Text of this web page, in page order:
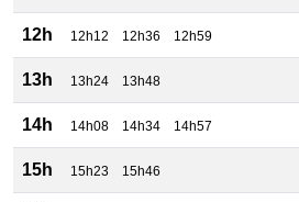
12h 12h12 12h36 12h59
13h 13h24 13h48
14h 14h08 14h34 14h57
15h 15h23 15h46